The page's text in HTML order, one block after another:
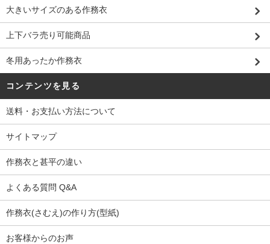
大きいサイズのある作務衣
上下バラ売り可能商品
冬用あったか作務衣
コンテンツを見る
送料・お支払い方法について
サイトマップ
作務衣と甚平の違い
よくある質問 Q&A
作務衣(さむえ)の作り方(型紙)
お客様からのお声